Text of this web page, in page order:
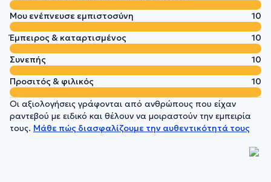
Μου ενέπνευσε εμπιστοσύνη
10
Έμπειρος & καταρτισμένος
10
Συνεπής
10
Προσιτός & φιλικός
10
Οι αξιολογήσεις γράφονται από ανθρώπους που είχαν
ραντεβού με ειδικό και θέλουν να μοιραστούν την εμπειρία
τους. Μάθε πώς διασφαλίζουμε την αυθεντικότητά τους